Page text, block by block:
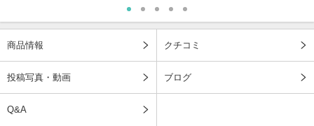
商品情報 クチコミ
投稿写真・動画 ブログ
Q&A